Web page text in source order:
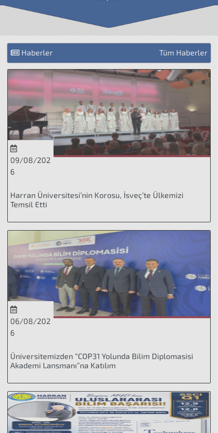
Haberler Tüm Haberler
09/08/202
6
Harran Üniversitesi’nin Korosu, İsveç’te Ülkemizi
Temsil Etti
06/08/202
6
Üniversitemizden “COP31 Yolunda Bilim Diplomasisi
Akademi Lansmanı”na Katılım